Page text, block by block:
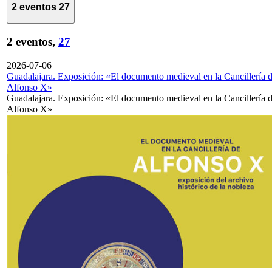
2 eventos 27
2 eventos, 27
2026-07-06
Guadalajara. Exposición: «El documento medieval en la Cancillería
Alfonso X»
Guadalajara. Exposición: «El documento medieval en la Cancillería
Alfonso X»